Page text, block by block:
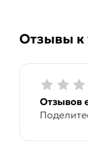
Отзывы к
Отзывов